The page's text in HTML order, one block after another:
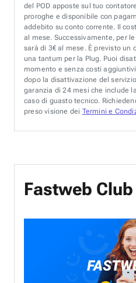
del POD apposte sul tuo
proroghe e disponibile con
addebito su conto corrente. Il
al mese. Successivamente, per
sarà di 3€ al mese. È previsto un
una tantum per la Plug. Puoi
momento e senza costi
dopo la disattivazione del
garanzia di 24 mesi che include
caso di guasto tecnico.
preso visione dei Termini e
Fastweb Club